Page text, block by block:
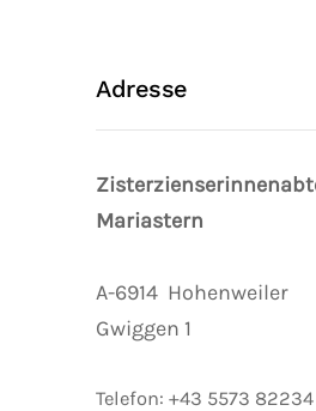
Adresse
Mariastern
A-6914 Hohenweiler
Gwiggen 1
Telefon: +43 5573 82234